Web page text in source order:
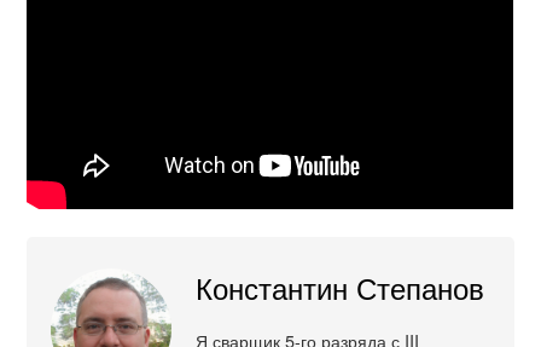
Константин Степанов
Я сварщик 5-го разряда с III